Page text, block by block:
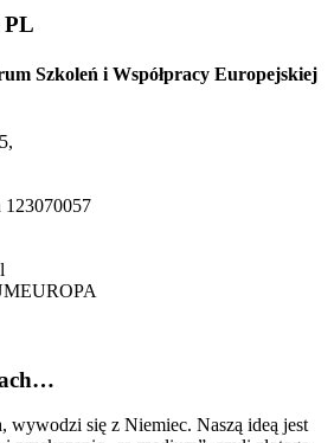
PL
Szkoleń i Współpracy Europejskiej
123070057
wywodzi się z Niemiec. Naszą ideą jest